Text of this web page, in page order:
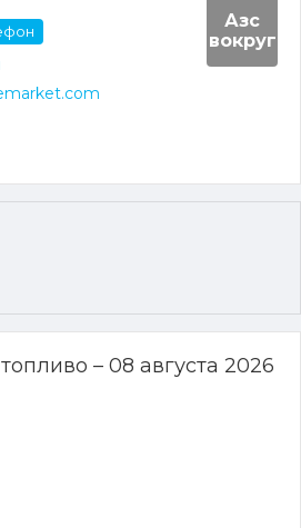
Азс
вокруг
– 08 августа 2026